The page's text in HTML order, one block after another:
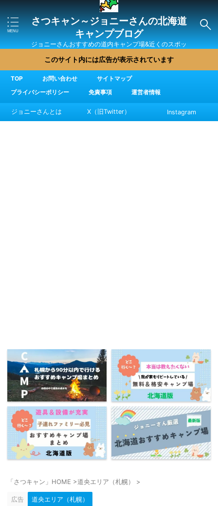
さつキャン～ジョニーさんの北海道
キャンプブログ
ジョニーさんおすすめの道内キャンプ場&近くのスポッ
ト・直売所・グルメを紹介
このサイト内には広告が表示されています
TOP お問い合わせ
サイトマップ
プライバシーポリシー
免責事項 運営者情報
ジョニーさんとは X（旧Twitter） Instagram
「さつキャン」HOME >道央エリア（札幌） >
広告 道央エリア（札幌）